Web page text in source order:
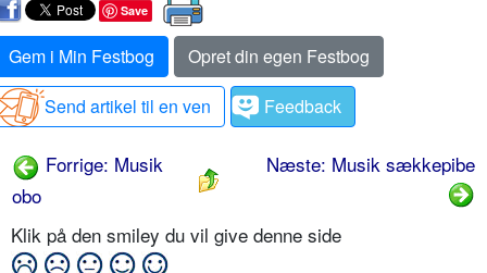
Save
Gem i Min Festbog
Opret din egen Festbog
Send artikel til en ven
Feedback
Forrige: Musik
obo
Næste: Musik sækkepibe
Klik på den smiley du vil give denne side